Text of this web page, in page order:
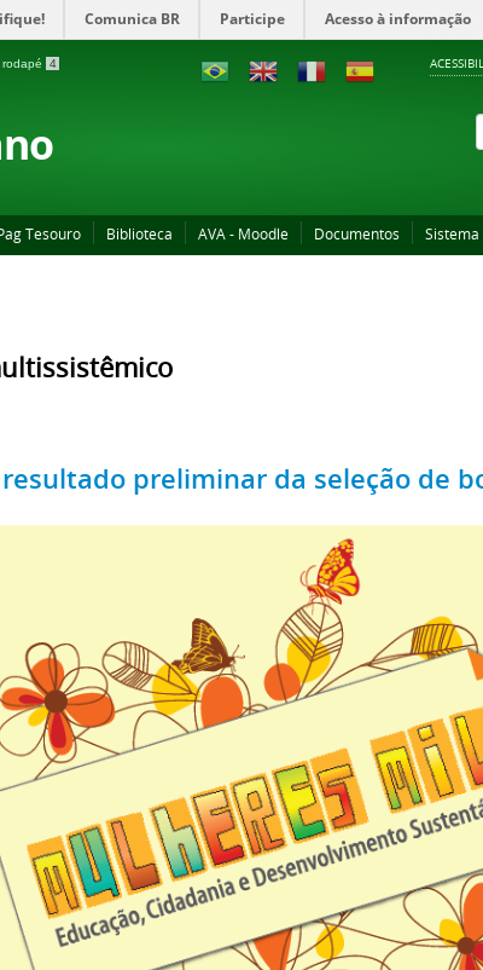
Comunica BR Participe Acesso à informação
rodapé 4
Tesouro Biblioteca AVA - Moodle Documentos Sistema
preliminar da seleção de